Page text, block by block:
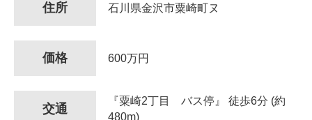
住所 石川県金沢市粟崎町ヌ
価格 600万円
交通
『粟崎2丁目 バス停』 徒歩6分 (約
480m)